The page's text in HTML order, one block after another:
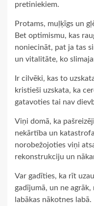
pretiniekiem.
Protams, muļķīgs un
Bet optimismu, kas
noniecināt, pat ja tas
un vitalitāte, ko
Ir cilvēki, kas to
kristieši uzskata, ka
gatavoties tai nav
Viņi domā, ka
nekārtība un
norobežojoties viņi
rekonstrukciju un
Var gadīties, ka rīt
gadījumā, un ne
labākas nākotnes labā.